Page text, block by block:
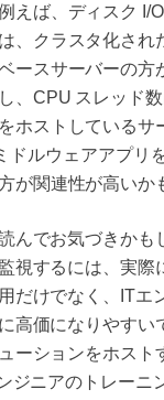
えば、ディスク I/
、クラスタ化され
ースサーバーの方
、CPU スレッド
ホストしているサ
ドルウェアアプリ
が関連性が高いか
んでお気づきかも
視するには、実際
だけでなく、ITエ
高価になりやすい
ーションをホスト
ジニアのトレーニ